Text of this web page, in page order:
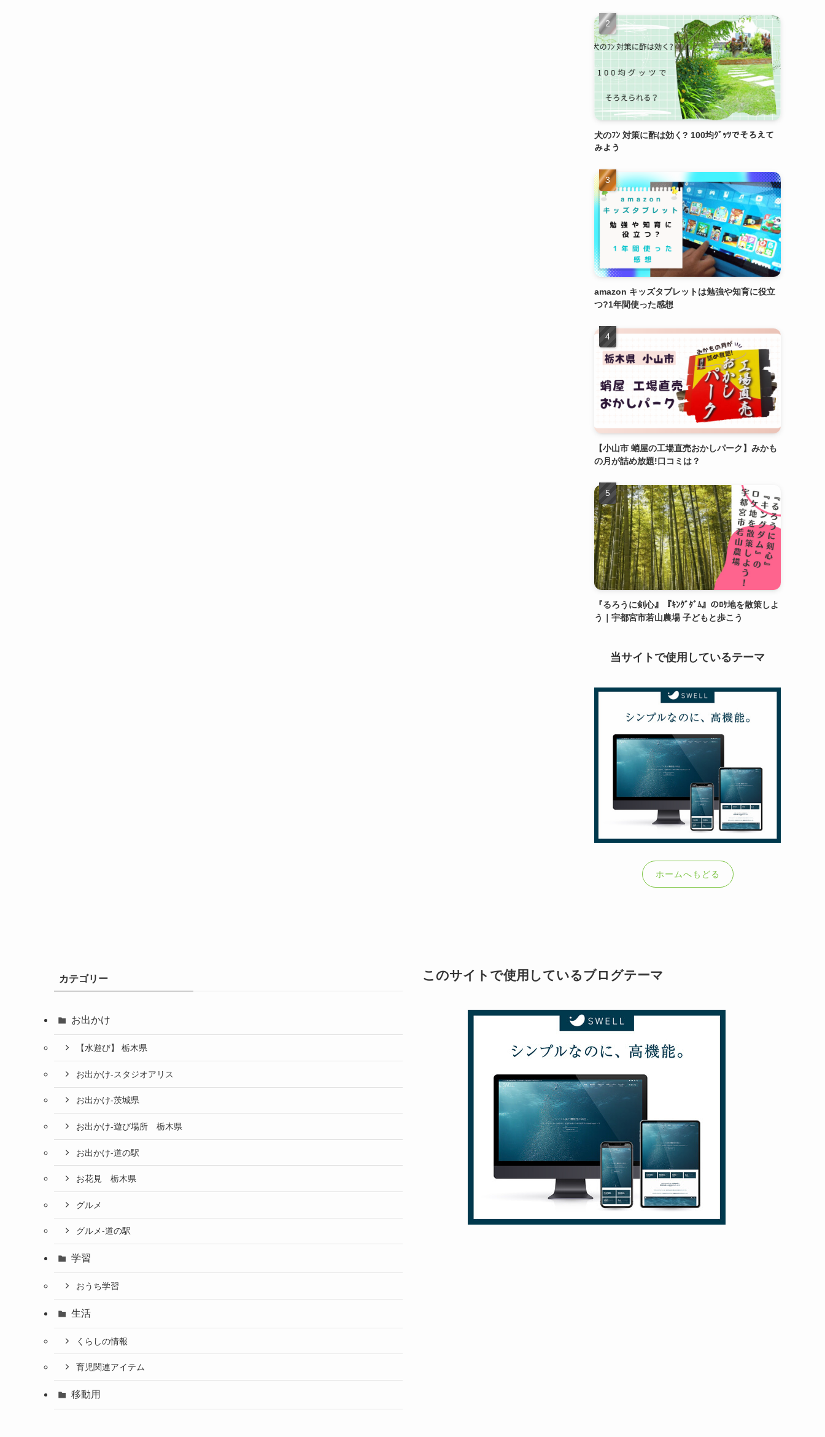
犬のﾌﾝ 対策に酢は効く? 100均ｸﾞｯﾂでそろえて
みよう
amazon キッズタブレットは勉強や知育に役立
つ?1年間使った感想
【小山市 蛸屋の工場直売おかしパーク】みかも
の月が詰め放題!口コミは？
『るろうに剣心』『ｷﾝｸﾞﾀﾞﾑ』のﾛｹ地を散策しよ
う｜宇都宮市若山農場 子どもと歩こう
当サイトで使用しているテーマ
ホームへもどる
カテゴリー
お出かけ
【水遊び】 栃木県
お出かけ-スタジオアリス
お出かけ-茨城県
お出かけ-遊び場所 栃木県
お出かけ-道の駅
お花見 栃木県
グルメ
グルメ-道の駅
学習
おうち学習
生活
くらしの情報
育児関連アイテム
移動用
このサイトで使用しているブログテーマ